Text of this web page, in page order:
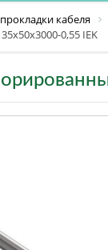
кабеля
0,55 IEK